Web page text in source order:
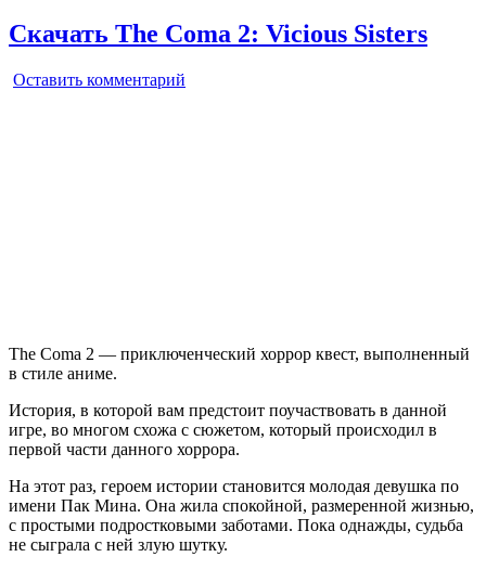
Скачать The Coma 2: Vicious Sisters
Оставить комментарий
The Coma 2 — приключенческий хоррор квест, выполненный
в стиле аниме.
История, в которой вам предстоит поучаствовать в данной
игре, во многом схожа с сюжетом, который происходил в
первой части данного хоррора.
На этот раз, героем истории становится молодая девушка по
имени Пак Мина. Она жила спокойной, размеренной жизнью,
с простыми подростковыми заботами. Пока однажды, судьба
не сыграла с ней злую шутку.